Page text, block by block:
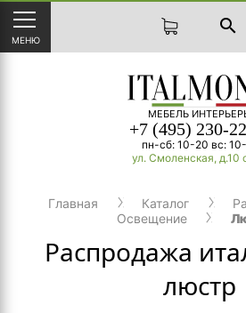
МЕНЮ
search
МЕБЕЛЬ
+7 (495) 230-
пн-сб: 10-20 вс:
ул. Смоленская, д.10
Главная Каталог
Освещение
Распродажа
люстр